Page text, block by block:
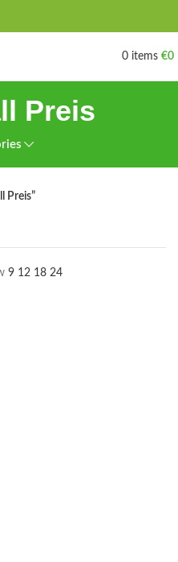
0 items €0
Preis
Preis”
9 12 18 24